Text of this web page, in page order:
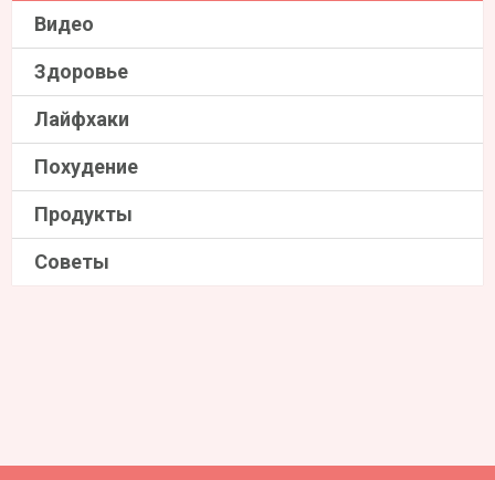
Видео
Здоровье
Лайфхаки
Похудение
Продукты
Советы